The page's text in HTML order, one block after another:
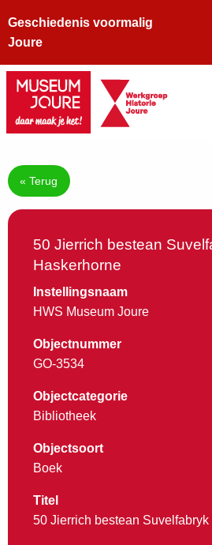
Geschiedenis voormalig
Joure
« Terug
50 Jierrich bestean
Haskerhorne
Instellingsnaam
HWS Museum Joure
Objectnummer
GO-3534
Objectcategorie
Bibliotheek
Objectsoort
Boek
Titel
50 Jierrich bestean